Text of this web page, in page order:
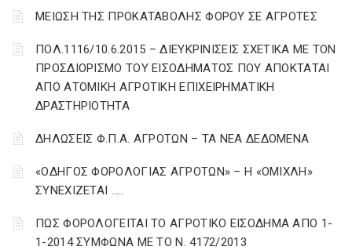
ΜΕΙΩΣΗ ΤΗΣ ΠΡΟΚΑΤΑΒΟΛΗΣ ΦΟΡΟΥ ΣΕ ΑΓΡΟΤΕΣ
ΠΟΛ.1116/10.6.2015 – ΔΙΕΥΚΡΙΝΙΣΕΙΣ ΣΧΕΤΙΚΑ ΜΕ ΤΟΝ
ΠΡΟΣΔΙΟΡΙΣΜΟ ΤΟΥ ΕΙΣΟΔΗΜΑΤΟΣ ΠΟΥ ΑΠΟΚΤΑΤΑΙ
ΑΠΟ ΑΤΟΜΙΚΗ ΑΓΡΟΤΙΚΗ ΕΠΙΧΕΙΡΗΜΑΤΙΚΗ
ΔΡΑΣΤΗΡΙΟΤΗΤΑ
ΔΗΛΩΣΕΙΣ Φ.Π.Α. ΑΓΡΟΤΩΝ – ΤΑ ΝΕΑ ΔΕΔΟΜΕΝΑ
«ΟΔΗΓΟΣ ΦΟΡΟΛΟΓΙΑΣ ΑΓΡΟΤΩΝ» – Η «ΟΜΙΧΛΗ»
ΣΥΝΕΧΙΖΕΤΑΙ …..
ΠΩΣ ΦΟΡΟΛΟΓΕΙΤΑΙ ΤΟ ΑΓΡΟΤΙΚΟ ΕΙΣΟΔΗΜΑ ΑΠΟ 1-
1-2014 ΣΥΜΦΩΝΑ ΜΕ ΤΟ Ν. 4172/2013